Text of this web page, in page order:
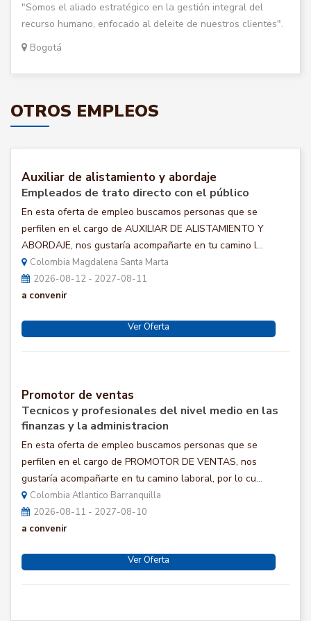
"Somos el aliado estratégico en la gestión integral del
recurso humano, enfocado al deleite de nuestros clientes".
Bogotá
OTROS EMPLEOS
Auxiliar de alistamiento y abordaje
Empleados de trato directo con el público
En esta oferta de empleo buscamos personas que se
perfilen en el cargo de AUXILIAR DE ALISTAMIENTO Y
ABORDAJE, nos gustaría acompañarte en tu camino l...
Colombia Magdalena Santa Marta
2026-08-12 - 2027-08-11
a convenir
Ver Oferta
Promotor de ventas
Tecnicos y profesionales del nivel medio en las
finanzas y la administracion
En esta oferta de empleo buscamos personas que se
perfilen en el cargo de PROMOTOR DE VENTAS, nos
gustaría acompañarte en tu camino laboral, por lo cu...
Colombia Atlantico Barranquilla
2026-08-11 - 2027-08-10
a convenir
Ver Oferta